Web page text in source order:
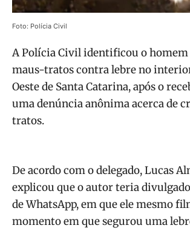
Foto: Polícia Civil
A Polícia Civil identificou o homem
maus-tratos contra lebre no
Oeste de Santa Catarina, após o
uma denúncia anônima acerca de
tratos.
De acordo com o delegado, Lucas
explicou que o autor teria
de WhatsApp, em que ele mesmo
momento em que segurou uma